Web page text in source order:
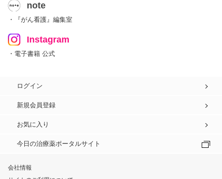
note
・『がん看護』編集室
Instagram
・電子書籍 公式
ログイン
新規会員登録
お気に入り
今日の治療薬ポータルサイト
会社情報